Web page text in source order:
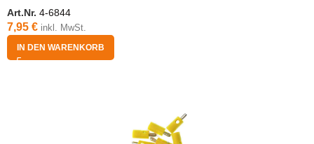
Art.Nr. 4-6844
7,95 € inkl. MwSt.
IN DEN WARENKORB